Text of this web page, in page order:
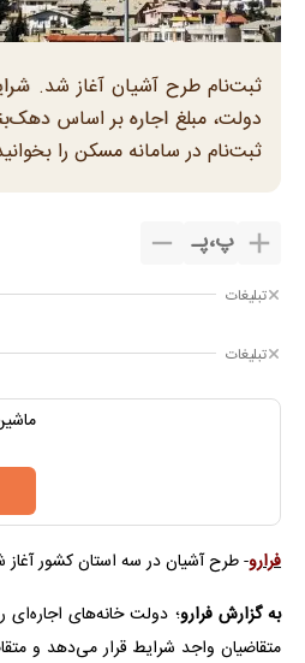
ثبت‌نام طرح آشیان آغاز شد.
دولت، مبلغ اجاره بر اساس
ثبت‌نام در سامانه مسکن را
پ،پـ
تبلیغات
تبلیغات
فرارو- طرح آشیان در سه استان کشور آغاز
به گزارش فرارو؛ دولت خانه‌های اجاره‌ای
متقاضیان واجد شرایط قرار می‌دهد و